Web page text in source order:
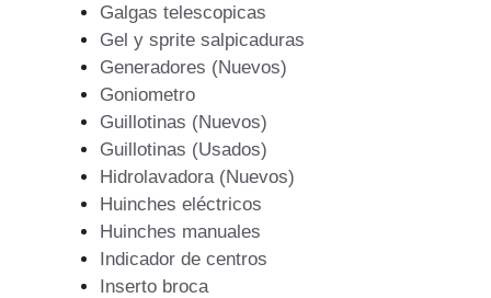
Galgas telescopicas
Gel y sprite salpicaduras
Generadores (Nuevos)
Goniometro
Guillotinas (Nuevos)
Guillotinas (Usados)
Hidrolavadora (Nuevos)
Huinches eléctricos
Huinches manuales
Indicador de centros
Inserto broca